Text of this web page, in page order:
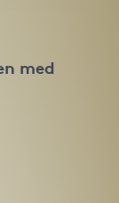
med